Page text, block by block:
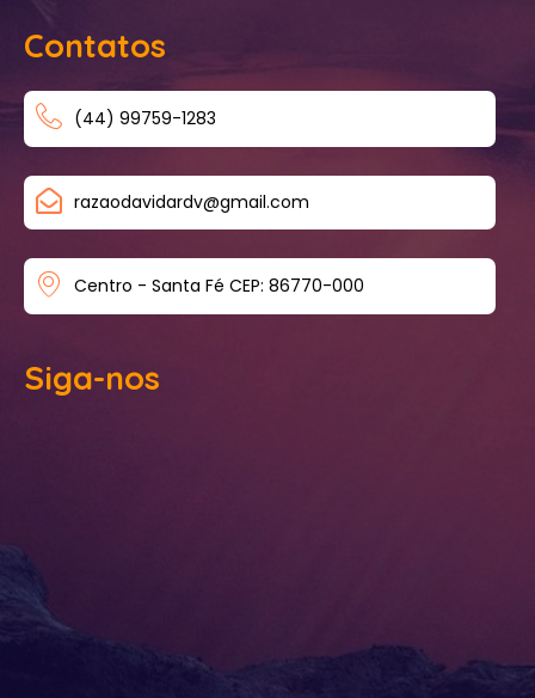
Contatos
(44) 99759-1283
razaodavidardv@gmail.com
Centro - Santa Fé CEP: 86770-000
Siga-nos